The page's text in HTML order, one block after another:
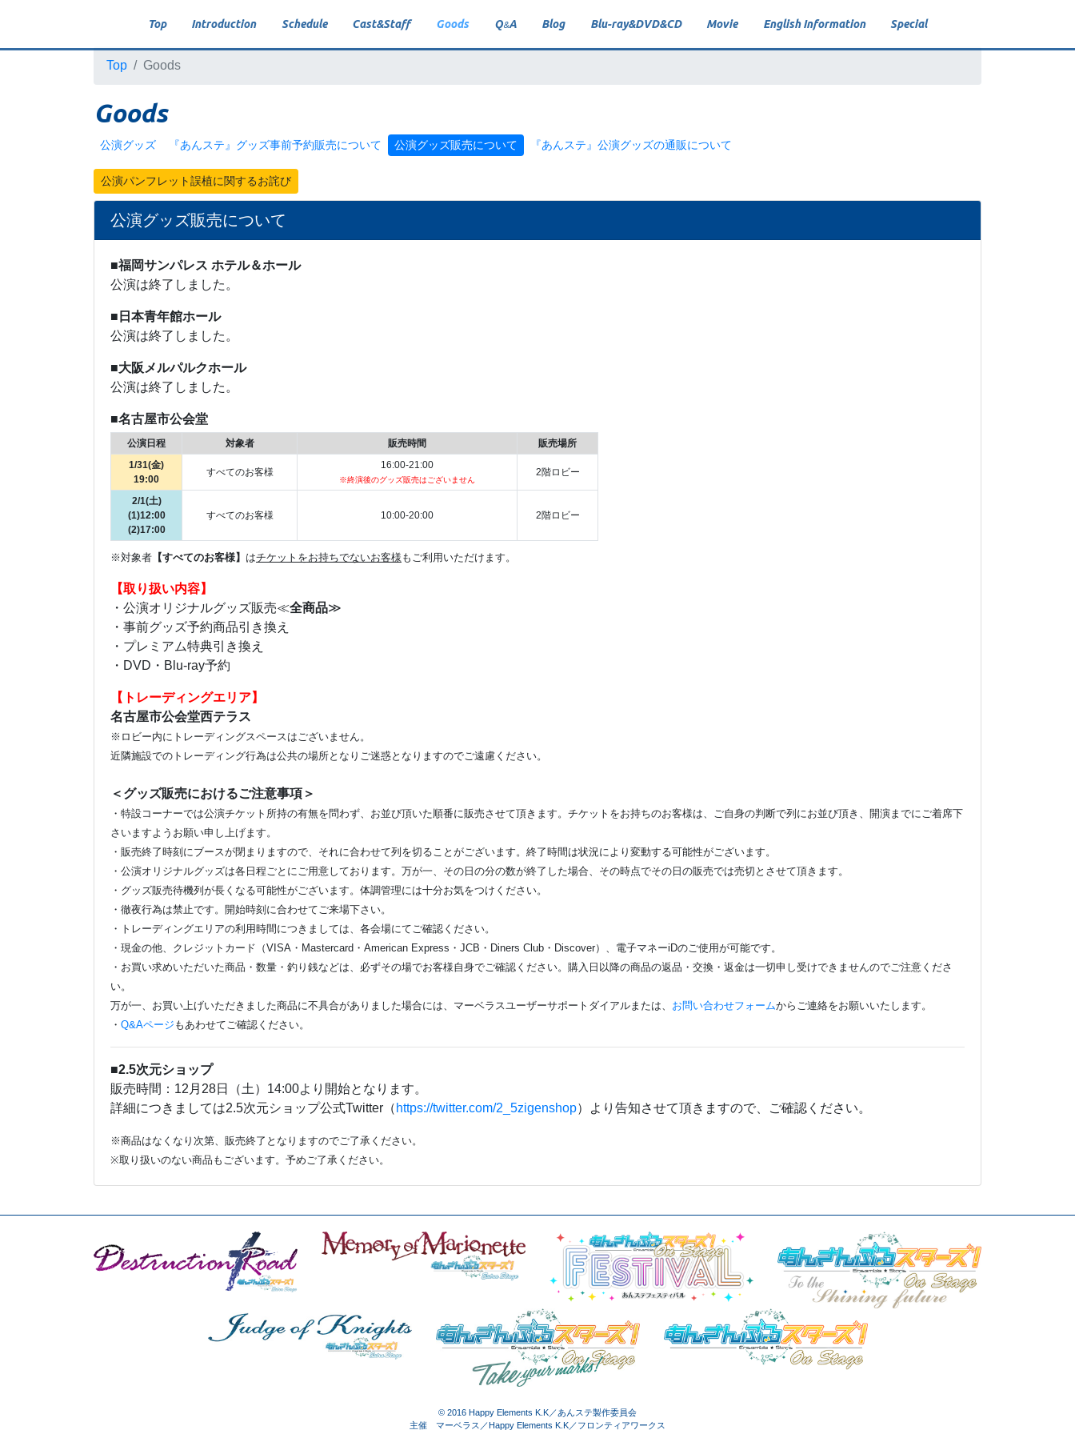
Top Introduction Schedule Cast&Staff Goods Q&A Blog Blu-ray&DVD&CD Movie English Information Special
Top Goods
Goods
公演グッズ 『あんステ』グッズ事前予約販売について 公演グッズ販売について 『あんステ』公演グッズの通販について
公演パンフレット誤植に関するお詫び
公演グッズ販売について
■福岡サンパレス ホテル＆ホール
公演は終了しました。
■日本青年館ホール
公演は終了しました。
■大阪メルパルクホール
公演は終了しました。
■名古屋市公会堂
公演日程 対象者 販売時間
販売場所
1/31(金)
19:00
すべてのお客様
16:00‐21:00
※終演後のグッズ販売はございません
2階ロビー
2/1(土)
(1)12:00
(2)17:00
すべてのお客様 10:00‐20:00 2階ロビー
※対象者 【すべてのお客様】 はチケットをお持ちでないお客様 もご利用いただけます。
【取り扱い内容】
・公演オリジナルグッズ販売≪全商品≫
・事前グッズ予約商品引き換え
・プレミアム特典引き換え
・DVD・Blu-ray予約
【トレーディングエリア】
名古屋市公会堂西テラス
※ロビー内にトレーディングスペースはございません。
近隣施設でのトレーディング行為は公共の場所となりご迷惑となりますのでご遠慮ください。
＜グッズ販売におけるご注意事項＞
・特設コーナーでは公演チケット所持の有無を問わず、お並び頂いた順番に販売させて頂きます。チケットをお持ちのお客様は、ご自身の判断で列にお並び頂き、開演までにご着席下
さいますようお願い申し上げます。
・販売終了時刻にブースが閉まりますので、それに合わせて列を切ることがございます。終了時間は状況により変動する可能性がございます。
・公演オリジナルグッズは各日程ごとにご用意しております。万が一、その日の分の数が終了した場合、その時点でその日の販売では売切とさせて頂きます。
・グッズ販売待機列が長くなる可能性がございます。体調管理には十分お気をつけください。
・徹夜行為は禁止です。開始時刻に合わせてご来場下さい。
・トレーディングエリアの利用時間につきましては、各会場にてご確認ください。
・現金の他、クレジットカード（VISA・Mastercard・American Express・JCB・Diners Club・Discover）、電子マネーiDのご使用が可能です。
・お買い求めいただいた商品・数量・釣り銭などは、必ずその場でお客様自身でご確認ください。購入日以降の商品の返品・交換・返金は一切申し受けできませんのでご注意くださ
い。
万が一、お買い上げいただきました商品に不具合がありました場合には、マーベラスユーザーサポートダイアルまたは、 お問い合わせフォームからご連絡をお願いいたします。
・ Q&Aページ もあわせてご確認ください。
■2.5次元ショップ
販売時間：12月28日（土）14:00より開始となります。
詳細につきましては2.5次元ショップ公式Twitter（ https://twitter.com/2_5zigenshop）より告知させて頂きますので、ご確認ください。
※商品はなくなり次第、販売終了となりますのでご了承ください。
※取り扱いのない商品もございます。予めご了承ください。
© 2016 Happy Elements K.K／あんステ製作委員会
主催 マーベラス／Happy Elements K.K／フロンティアワークス